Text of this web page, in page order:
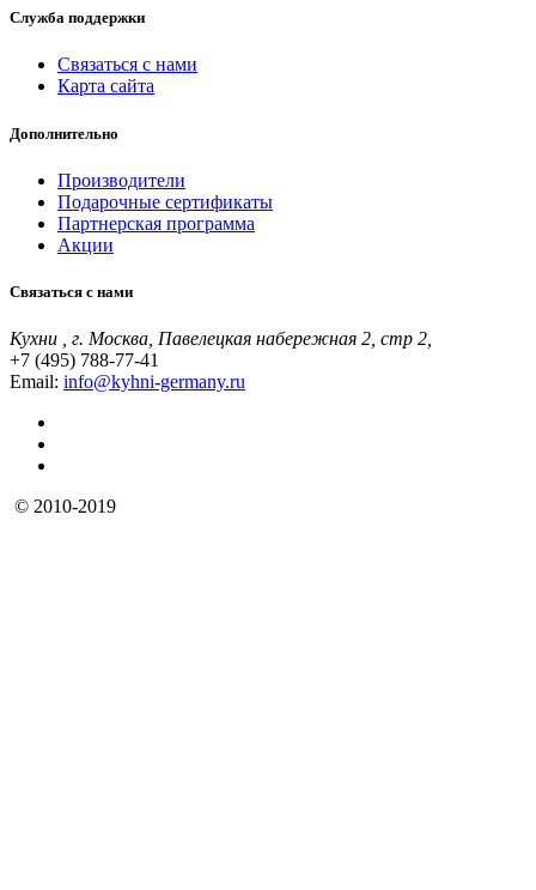
Служба поддержки
Связаться с нами
Карта сайта
Дополнительно
Производители
Подарочные сертификаты
Партнерская программа
Акции
Связаться с нами
Кухни , г. Москва, Павелецкая набережная 2, стр 2,
+7 (495) 788-77-41
Email: info@kyhni-germany.ru
© 2010-2019